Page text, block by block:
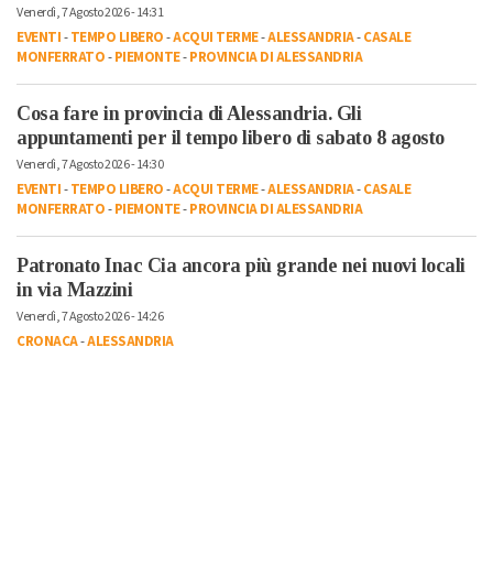
Venerdì, 7 Agosto 2026 - 14:31
EVENTI-TEMPO LIBERO-ACQUI TERME-ALESSANDRIA-CASALE
MONFERRATO-PIEMONTE-PROVINCIA DI ALESSANDRIA
Cosa fare in provincia di Alessandria. Gli
appuntamenti per il tempo libero di sabato 8 agosto
Venerdì, 7 Agosto 2026 - 14:30
EVENTI-TEMPO LIBERO-ACQUI TERME-ALESSANDRIA-CASALE
MONFERRATO-PIEMONTE-PROVINCIA DI ALESSANDRIA
Patronato Inac Cia ancora più grande nei nuovi locali
in via Mazzini
Venerdì, 7 Agosto 2026 - 14:26
CRONACA-ALESSANDRIA